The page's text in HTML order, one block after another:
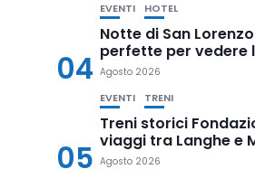
04
EVENTI HOTEL
Notte di San
perfette per vedere
Agosto 2026
05
EVENTI TRENI
Treni storici
viaggi tra Langhe e
Agosto 2026